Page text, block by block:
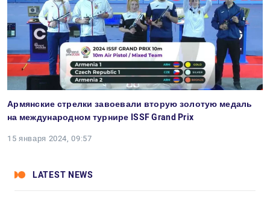
Армянские стрелки завоевали вторую золотую медаль
на международном турнире ISSF Grand Prix
15 января 2024, 09:57
LATEST NEWS